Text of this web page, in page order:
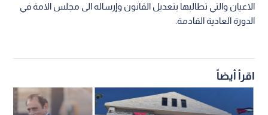
الاعيان والتي تطالبها بتعديل القانون وإرساله الى مجلس الامة في
الدورة العادية القادمة.
اقرأ أيضاً